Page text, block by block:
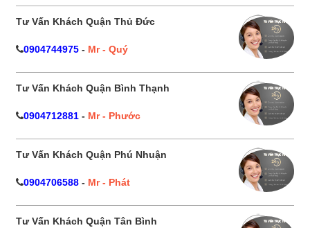
Tư Vấn Khách Quận Thủ Đức
0904744975 - Mr - Quý
Tư Vấn Khách Quận Bình Thạnh
0904712881 - Mr - Phước
Tư Vấn Khách Quận Phú Nhuận
0904706588 - Mr - Phát
Tư Vấn Khách Quận Tân Bình